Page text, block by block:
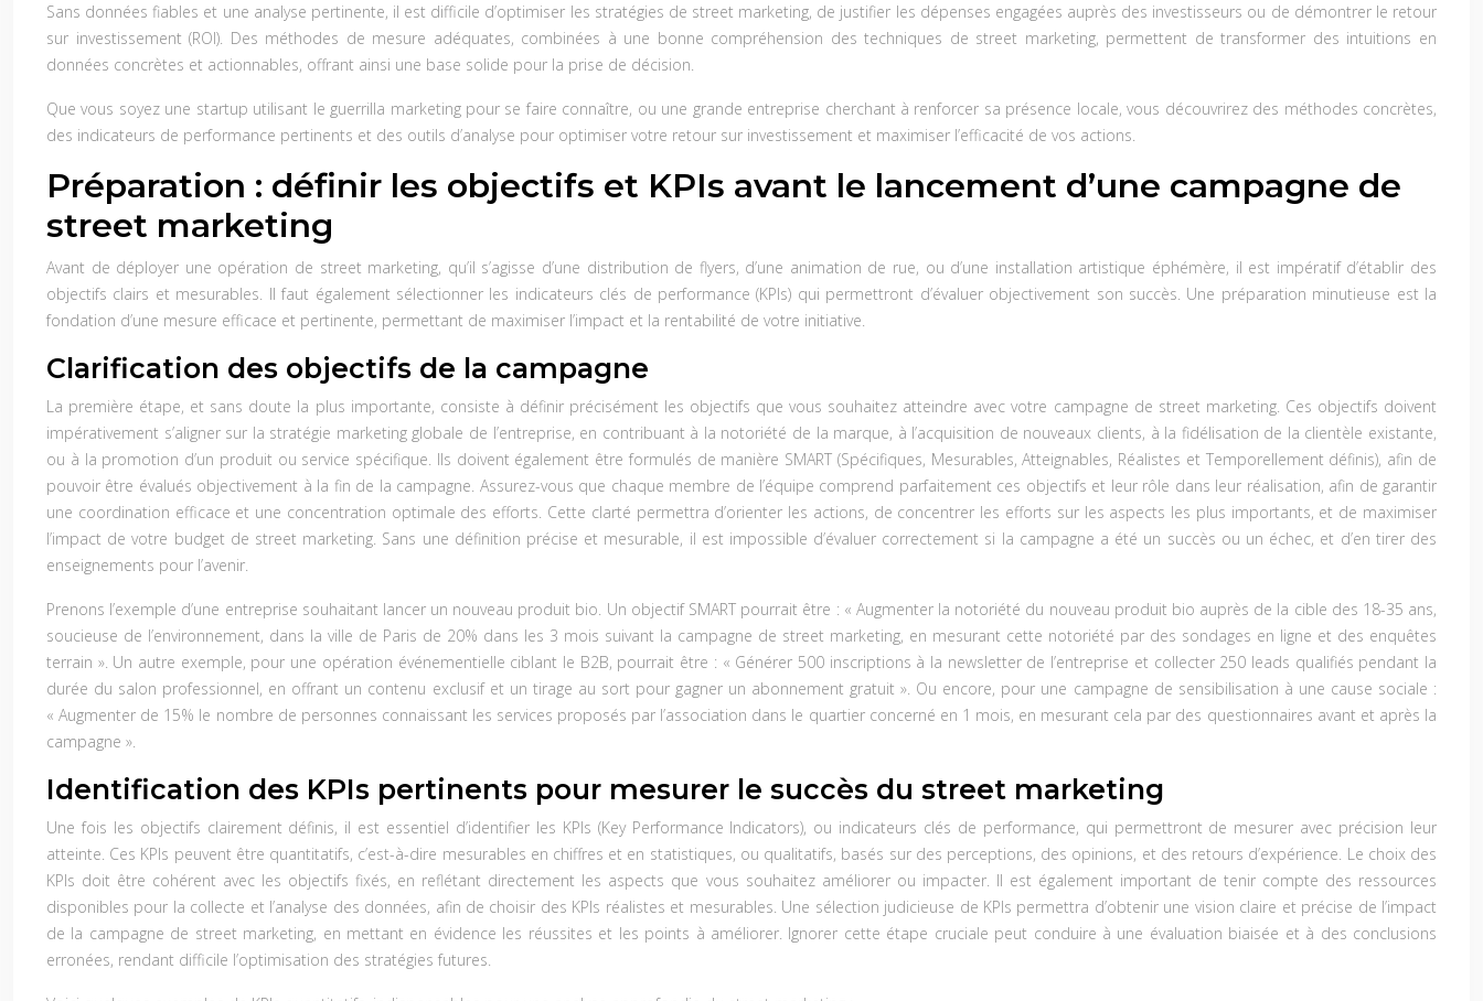
Sans données fiables et une analyse pertinente, il est difficile d’optimiser les stratégies de street marketing, de justifier les dépenses engagées auprès des investisseurs ou de démontrer le retour
sur investissement (ROI). Des méthodes de mesure adéquates, combinées à une bonne compréhension des techniques de street marketing, permettent de transformer des intuitions en
données concrètes et actionnables, offrant ainsi une base solide pour la prise de décision.
Que vous soyez une startup utilisant le guerrilla marketing pour se faire connaître, ou une grande entreprise cherchant à renforcer sa présence locale, vous découvrirez des méthodes concrètes,
des indicateurs de performance pertinents et des outils d’analyse pour optimiser votre retour sur investissement et maximiser l’efficacité de vos actions.
Préparation : définir les objectifs et KPIs avant le lancement d’une campagne de
street marketing
Avant de déployer une opération de street marketing, qu’il s’agisse d’une distribution de flyers, d’une animation de rue, ou d’une installation artistique éphémère, il est impératif d’établir des
objectifs clairs et mesurables. Il faut également sélectionner les indicateurs clés de performance (KPIs) qui permettront d’évaluer objectivement son succès. Une préparation minutieuse est la
fondation d’une mesure efficace et pertinente, permettant de maximiser l’impact et la rentabilité de votre initiative.
Clarification des objectifs de la campagne
La première étape, et sans doute la plus importante, consiste à définir précisément les objectifs que vous souhaitez atteindre avec votre campagne de street marketing. Ces objectifs doivent
impérativement s’aligner sur la stratégie marketing globale de l’entreprise, en contribuant à la notoriété de la marque, à l’acquisition de nouveaux clients, à la fidélisation de la clientèle existante,
ou à la promotion d’un produit ou service spécifique. Ils doivent également être formulés de manière SMART (Spécifiques, Mesurables, Atteignables, Réalistes et Temporellement définis), afin de
pouvoir être évalués objectivement à la fin de la campagne. Assurez-vous que chaque membre de l’équipe comprend parfaitement ces objectifs et leur rôle dans leur réalisation, afin de garantir
une coordination efficace et une concentration optimale des efforts. Cette clarté permettra d’orienter les actions, de concentrer les efforts sur les aspects les plus importants, et de maximiser
l’impact de votre budget de street marketing. Sans une définition précise et mesurable, il est impossible d’évaluer correctement si la campagne a été un succès ou un échec, et d’en tirer des
enseignements pour l’avenir.
Prenons l’exemple d’une entreprise souhaitant lancer un nouveau produit bio. Un objectif SMART pourrait être : « Augmenter la notoriété du nouveau produit bio auprès de la cible des 18-35 ans,
soucieuse de l’environnement, dans la ville de Paris de 20% dans les 3 mois suivant la campagne de street marketing, en mesurant cette notoriété par des sondages en ligne et des enquêtes
terrain ». Un autre exemple, pour une opération événementielle ciblant le B2B, pourrait être : « Générer 500 inscriptions à la newsletter de l’entreprise et collecter 250 leads qualifiés pendant la
durée du salon professionnel, en offrant un contenu exclusif et un tirage au sort pour gagner un abonnement gratuit ». Ou encore, pour une campagne de sensibilisation à une cause sociale :
« Augmenter de 15% le nombre de personnes connaissant les services proposés par l’association dans le quartier concerné en 1 mois, en mesurant cela par des questionnaires avant et après la
campagne ».
Identification des KPIs pertinents pour mesurer le succès du street marketing
Une fois les objectifs clairement définis, il est essentiel d’identifier les KPIs (Key Performance Indicators), ou indicateurs clés de performance, qui permettront de mesurer avec précision leur
atteinte. Ces KPIs peuvent être quantitatifs, c’est-à-dire mesurables en chiffres et en statistiques, ou qualitatifs, basés sur des perceptions, des opinions, et des retours d’expérience. Le choix des
KPIs doit être cohérent avec les objectifs fixés, en reflétant directement les aspects que vous souhaitez améliorer ou impacter. Il est également important de tenir compte des ressources
disponibles pour la collecte et l’analyse des données, afin de choisir des KPIs réalistes et mesurables. Une sélection judicieuse de KPIs permettra d’obtenir une vision claire et précise de l’impact
de la campagne de street marketing, en mettant en évidence les réussites et les points à améliorer. Ignorer cette étape cruciale peut conduire à une évaluation biaisée et à des conclusions
erronées, rendant difficile l’optimisation des stratégies futures.